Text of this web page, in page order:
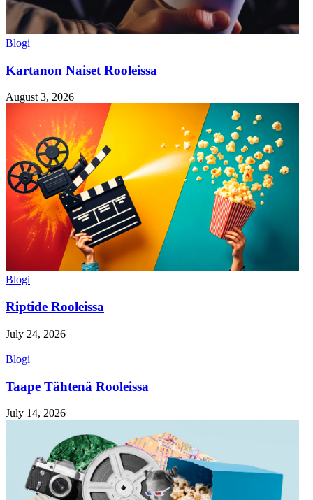
Blogi
Kartanon Naiset Rooleissa
August 3, 2026
Blogi
Riptide Rooleissa
July 24, 2026
Blogi
Taape Tähtenä Rooleissa
July 14, 2026